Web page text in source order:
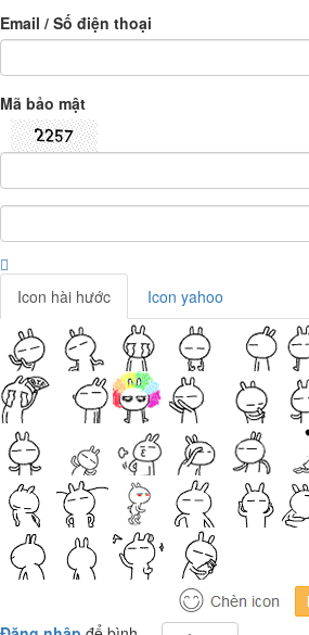
Email / Số điện thoại
Mã bảo mật
Icon hài hước Icon yahoo